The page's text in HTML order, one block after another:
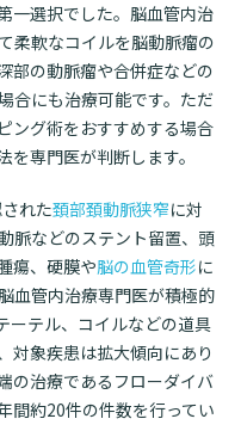
一選択でした。脳血管内治
柔軟なコイルを脳動脈瘤の
部の動脈瘤や合併症などの
合にも治療可能です。ただ
ング術をおすすめする場合
専門医が判断します。
れた頚部頚動脈狭窄に対
脈などのステント留置、頭
瘍、硬膜や脳の血管奇形に
血管内治療専門医が積極的
ーテル、コイルなどの道具
対象疾患は拡大傾向にあり
の治療であるフローダイバ
間約20件の件数を行ってい